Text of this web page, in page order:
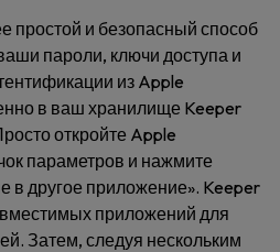
простой и безопасный способ
пароли, ключи доступа и
из Apple
в ваш хранилище Keeper
откройте Apple
параметров и нажмите
в другое приложение». Keeper
приложений для
Затем, следуя нескольким